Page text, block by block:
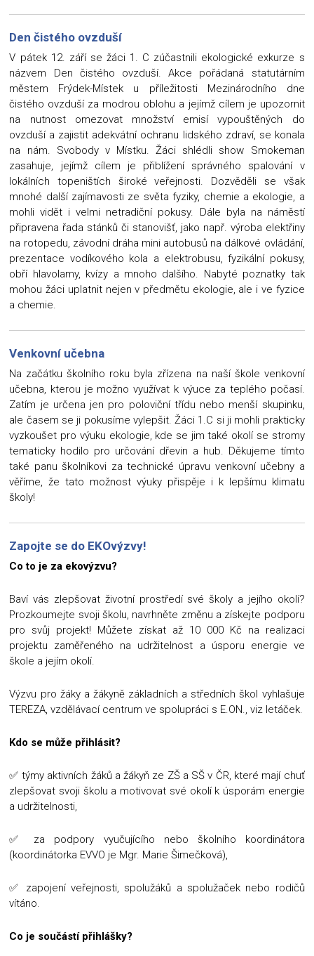
Den čistého ovzduší
V pátek 12. září se žáci 1. C zúčastnili ekologické exkurze s
názvem Den čistého ovzduší. Akce pořádaná statutárním
městem Frýdek-Místek u příležitosti Mezinárodního dne
čistého ovzduší za modrou oblohu a jejímž cílem je upozornit
na nutnost omezovat množství emisí vypouštěných do
ovzduší a zajistit adekvátní ochranu lidského zdraví, se konala
na nám. Svobody v Místku. Žáci shlédli show Smokeman
zasahuje, jejímž cílem je přiblížení správného spalování v
lokálních topeništích široké veřejnosti. Dozvěděli se však
mnohé další zajímavosti ze světa fyziky, chemie a ekologie, a
mohli vidět i velmi netradiční pokusy. Dále byla na náměstí
připravena řada stánků či stanovišť, jako např. výroba elektřiny
na rotopedu, závodní dráha mini autobusů na dálkové ovládání,
prezentace vodíkového kola a elektrobusu, fyzikální pokusy,
obří hlavolamy, kvízy a mnoho dalšího. Nabyté poznatky tak
mohou žáci uplatnit nejen v předmětu ekologie, ale i ve fyzice
a chemie.
Venkovní učebna
Na začátku školního roku byla zřízena na naší škole venkovní
učebna, kterou je možno využívat k výuce za teplého počasí.
Zatím je určena jen pro poloviční třídu nebo menší skupinku,
ale časem se ji pokusíme vylepšit. Žáci 1.C si ji mohli prakticky
vyzkoušet pro výuku ekologie, kde se jim také okolí se stromy
tematicky hodilo pro určování dřevin a hub. Děkujeme tímto
také panu školníkovi za technické úpravu venkovní učebny a
věříme, že tato možnost výuky přispěje i k lepšímu klimatu
školy!
Zapojte se do EKOvýzvy!
Co to je za ekovýzvu?
Baví vás zlepšovat životní prostředí své školy a jejího okolí?
Prozkoumejte svoji školu, navrhněte změnu a získejte podporu
pro svůj projekt! Můžete získat až 10 000 Kč na realizaci
projektu zaměřeného na udržitelnost a úsporu energie ve
škole a jejím okolí.
Výzvu pro žáky a žákyně základních a středních škol vyhlašuje
TEREZA, vzdělávací centrum ve spolupráci s E.ON., viz letáček.
Kdo se může přihlásit?
✅ týmy aktivních žáků a žákyň ze ZŠ a SŠ v ČR, které mají chuť
zlepšovat svoji školu a motivovat své okolí k úsporám energie
a udržitelnosti,
✅ za podpory vyučujícího nebo školního koordinátora
(koordinátorka EVVO je Mgr. Marie Šimečková),
✅ zapojení veřejnosti, spolužáků a spolužaček nebo rodičů
vítáno.
Co je součástí přihlášky?